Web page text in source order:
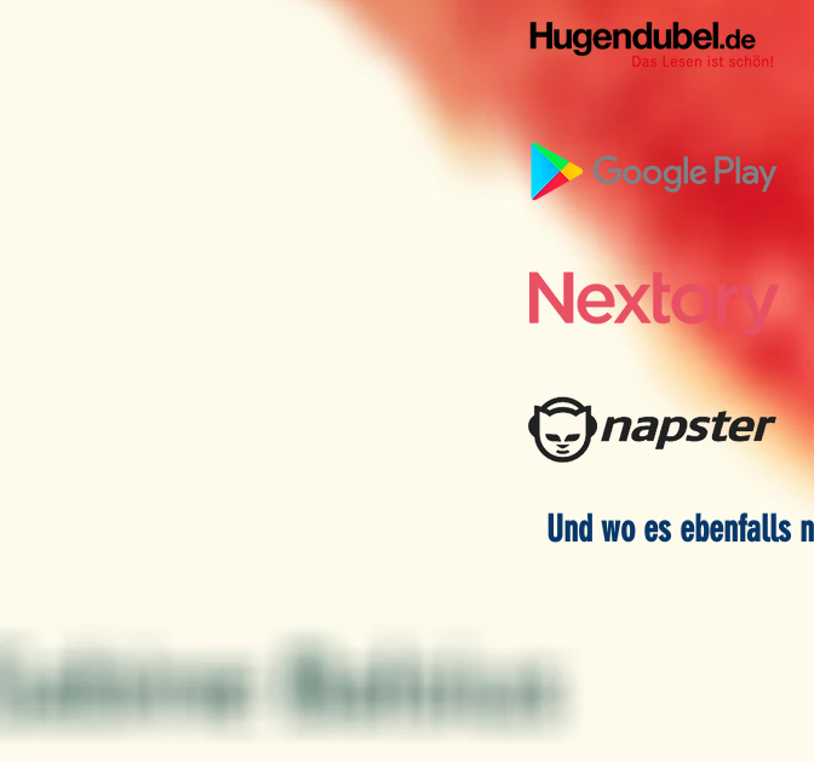
Und wo es ebenfalls